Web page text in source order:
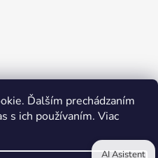
Ďalším prechádzaním
s ich používaním. Viac
osobných údajov